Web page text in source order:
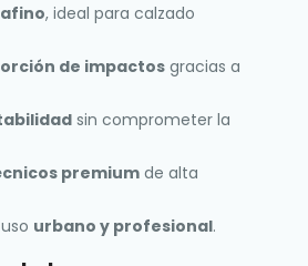
, ideal para calzado
de impactos gracias a
sin comprometer la
premium de alta
urbano y profesional.